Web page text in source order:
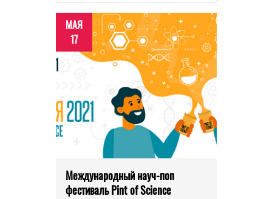
МАЯ
17
Международный науч-поп
фестиваль Pint of Science